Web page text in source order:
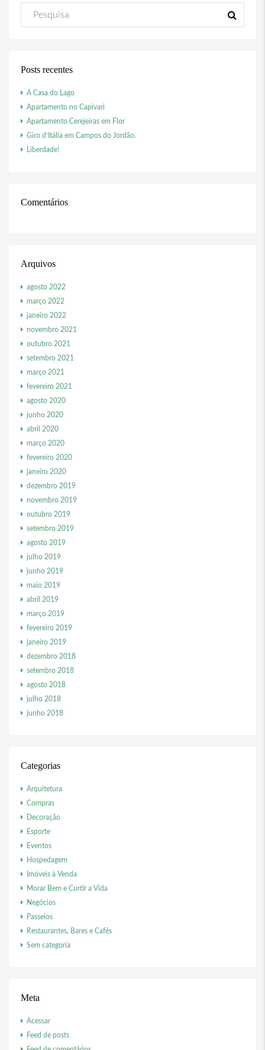
Posts recentes
A Casa do Lago
Apartamento no Capivari
Apartamento Cerejeiras em Flor
Giro d’Itália em Campos do Jordão.
Liberdade!
Comentários
Arquivos
agosto 2022
março 2022
janeiro 2022
novembro 2021
outubro 2021
setembro 2021
março 2021
fevereiro 2021
agosto 2020
junho 2020
abril 2020
março 2020
fevereiro 2020
janeiro 2020
dezembro 2019
novembro 2019
outubro 2019
setembro 2019
agosto 2019
julho 2019
junho 2019
maio 2019
abril 2019
março 2019
fevereiro 2019
janeiro 2019
dezembro 2018
setembro 2018
agosto 2018
julho 2018
junho 2018
Categorias
Arquitetura
Compras
Decoração
Esporte
Eventos
Hospedagem
Imóveis à Venda
Morar Bem e Curtir a Vida
Negócios
Passeios
Restaurantes, Bares e Cafés
Sem categoria
Meta
Acessar
Feed de posts